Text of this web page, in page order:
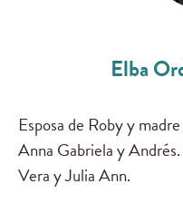
Elba
Esposa de Roby y
Anna Gabriela y
Vera y Julia Ann.